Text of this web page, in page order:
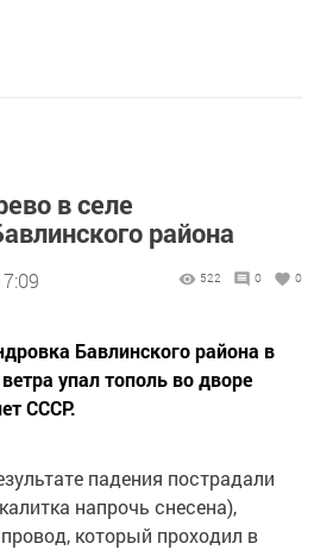
в селе
района
522 0 0
Бавлинского района в
упал тополь во дворе
СССР.
падения пострадали
напрочь снесена),
который проходил в